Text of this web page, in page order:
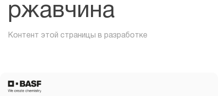
ржавчина
Контент этой страницы в разработке